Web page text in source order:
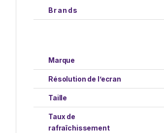
Brands
Marque
Résolution de l’ecran
Taille
Taux de
rafraîchissement